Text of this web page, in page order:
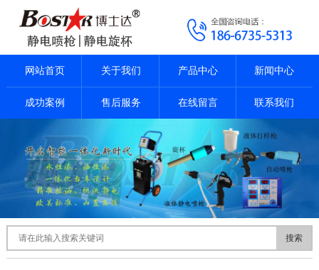
网站首页 关于我们 产品中心 新闻中心
成功案例 售后服务 在线留言 联系我们
搜索